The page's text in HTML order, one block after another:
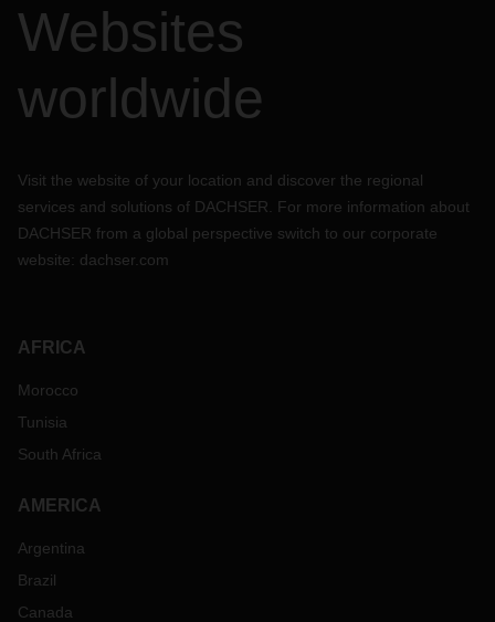
Websites
worldwide
Visit the website of your location and discover the regional
services and solutions of DACHSER. For more information about
DACHSER from a global perspective switch to our corporate
website: dachser.com
AFRICA
Morocco
Tunisia
South Africa
AMERICA
Argentina
Brazil
Canada